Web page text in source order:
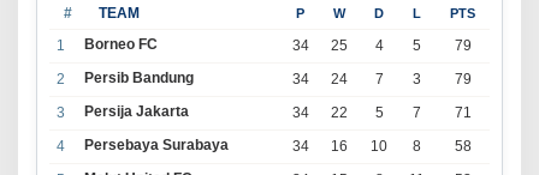
# TEAM P W D L PTS
1 Borneo FC 34 25 4 5
79
2
Persib Bandung 34 24 7 3
79
3
Persija Jakarta 34 22 5 7
71
4
Persebaya Surabaya 34 16 10 8
58